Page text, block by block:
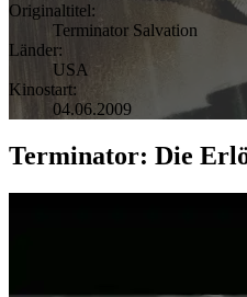
Originaltitel:
Terminator Salvation
Länder:
USA
Kinostart:
04.06.2009
Terminator: Die